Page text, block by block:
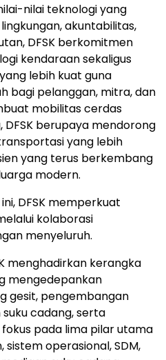
nilai teknologi yang
akuntabilitas,
DFSK berkomitmen
kendaraan sekaligus
lebih kuat guna
bagi pelanggan, mitra, dan
mobilitas cerdas
berupaya mendorong
yang lebih
yang terus berkembang
modern.
DFSK memperkuat
kolaborasi
menyeluruh.
menghadirkan kerangka
mengedepankan
gesit, pengembangan
cadang, serta
pada lima pilar utama
operasional, SDM,